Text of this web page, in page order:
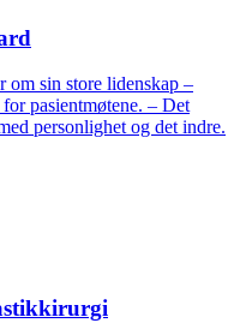
om sin store lidenskap –
pasientmøtene. – Det
personlighet og det indre.